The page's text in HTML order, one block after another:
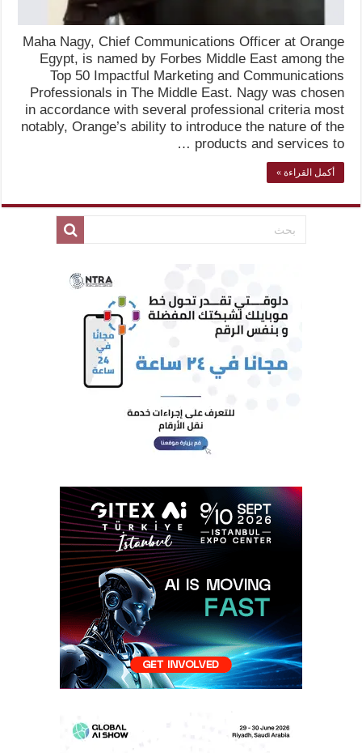
Maha Nagy, Chief Communications Officer at Orange
Egypt, is named by Forbes Middle East among the
Top 50 Impactful Marketing and Communications
Professionals in The Middle East. Nagy was chosen
in accordance with several professional criteria most
notably, Orange’s ability to introduce the nature of the
products and services to …
أكمل القراءة »